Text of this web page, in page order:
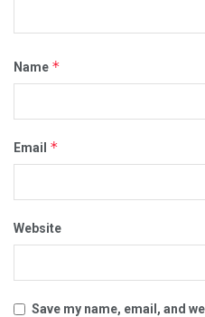
Name *
Email *
Website
Save my name, email, and